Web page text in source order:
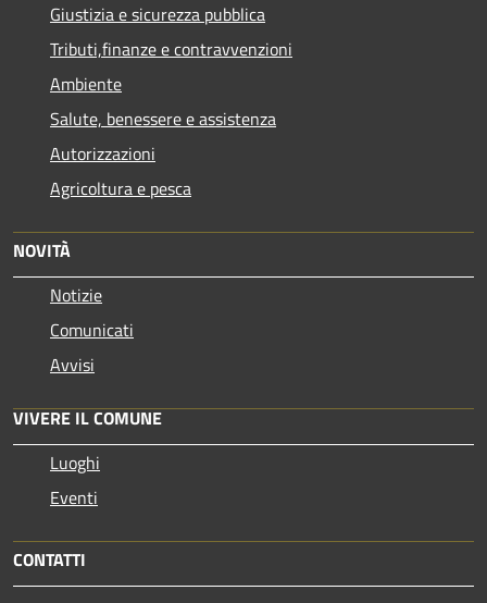
Giustizia e sicurezza pubblica
Tributi,finanze e contravvenzioni
Ambiente
Salute, benessere e assistenza
Autorizzazioni
Agricoltura e pesca
NOVITÀ
Notizie
Comunicati
Avvisi
VIVERE IL COMUNE
Luoghi
Eventi
CONTATTI